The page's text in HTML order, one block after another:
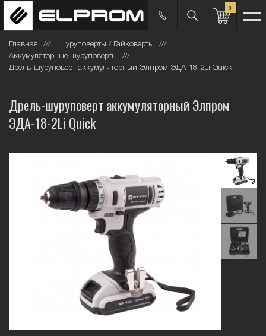
0
Главная
Шуруповерты / Гайковерты
Аккумуляторные шуруповерты
Дрель-шуруповерт аккумуляторный Элпром ЭДА-18-2Li Quick
Дрель-шуруповерт аккумуляторный Элпром
ЭДА-18-2Li Quick